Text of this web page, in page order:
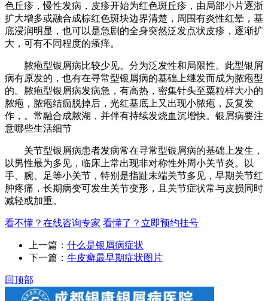
色丘疹，慢性发病，皮疹开始为红色斑丘疹，由局部小片逐浙
扩大增多或融合成棕红色斑块边界清楚，周围有炎性红晕，基
底浸润明显，也可以是急剧的全身突然泛发点状皮疹，逐渐扩
大，可有不同程度的瘙痒。
脓疱型银屑病比较少见。分为泛发性和局限性。此型银屑
病有原发的，也有在寻常型银屑病的基础上继发而成为脓疱型
的。脓疱型银屑病发病急，有高热，密集针头至粟粒样大小的
脓疱，脓疱结痂脱掉后，光红基底上又出现小脓疱，反复发
作，。常融合成脓湖，并伴有持续发烧血沉增快。银屑病要注
意哪些生活细节
关节型银屑病患者发病常在寻常型银屑病的基础上发生，
以男性最为多见，临床上常出现非对称性外周小关节炎。以
手、腕、足等小关节，特别是指趾末端关节多见，早期关节红
肿疼痛，长期病变可发生关节变形，且关节症状常与皮损同时
减轻或加重。
看不懂？在线咨询专家 看懂了？立即预约挂号
上一篇： 什么是银屑病症状
下一篇： 牛皮癣最早期症状图片
回顶部